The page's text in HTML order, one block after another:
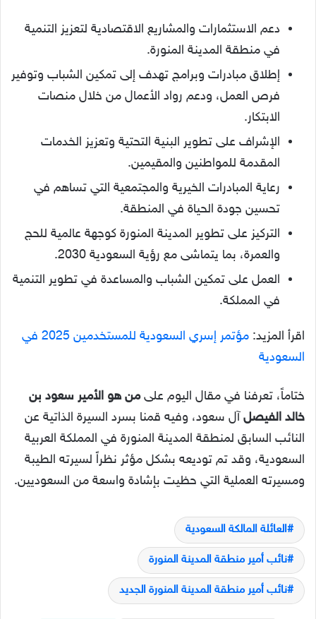
دعم الاستثمارات والمشاريع الاقتصادية لتعزيز التنمية
في منطقة المدينة المنورة.
إطلاق مبادرات وبرامج تهدف إلى تمكين الشباب وتوفير
فرص العمل، ودعم رواد الأعمال من خلال منصات
الابتكار.
الإشراف على تطوير البنية التحتية وتعزيز الخدمات
المقدمة للمواطنين والمقيمين.
رعاية المبادرات الخيرية والمجتمعية التي تساهم في
تحسين جودة الحياة في المنطقة.
التركيز على تطوير المدينة المنورة كوجهة عالمية للحج
والعمرة، بما يتماشى مع رؤية السعودية 2030.
العمل على تمكين الشباب والمساعدة في تطوير التنمية
في المملكة.
اقرأ المزيد:
مؤتمر إسري السعودية للمستخدمين 2025 في
السعودية
ختاماً، تعرفنا في مقال اليوم علىمن هو الأمير سعود بن
خالد الفيصل آل سعود، وفيه قمنا بسرد السيرة الذاتية عن
النائب السابق لمنطقة المدينة المنورة في المملكة العربية
السعودية، وقد تم توديعه بشكل مؤثر نظراً لسيرته الطيبة
ومسيرته العملية التي حظيت بإشادة واسعة من السعوديين.
العائلة المالكة السعودية
نائب أمير منطقة المدينة المنورة
نائب أمير منطقة المدينة المنورة الجديد